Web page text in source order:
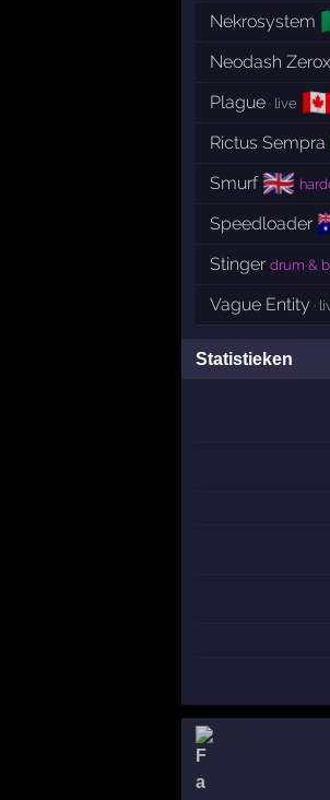
Nekrosystem
Neodash Zerox
Plague· live
Rictus Sempra
Smurf 🇬🇧
Speedloader
Stinger drum &
Vague Entity ·
Statistieken